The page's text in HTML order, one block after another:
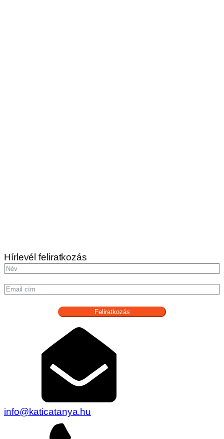
Hírlevél feliratkozás
Feliratkozás
info@katicatanya.hu